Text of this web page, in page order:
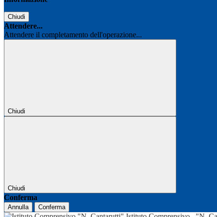
Chiudi
Attendere...
Attendere il completamento dell'operazione...
Chiudi
Chiudi
Conferma
Annulla Conferma